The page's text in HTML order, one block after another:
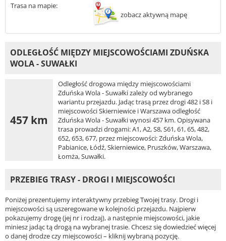
Trasa na mapie:
zobacz aktywną mapę
ODLEGŁOŚĆ MIĘDZY MIEJSCOWOŚCIAMI ZDUŃSKA
WOLA - SUWAŁKI
457 km
Odległość drogowa między miejscowościami
Zduńska Wola - Suwałki zależy od wybranego
wariantu przejazdu. Jadąc trasą przez drogi 482 i S8 i
miejscowości Skierniewice i Warszawa odległość
Zduńska Wola - Suwałki wynosi 457 km. Opisywana
trasa prowadzi drogami: A1, A2, S8, S61, 61, 65, 482,
652, 653, 677, przez miejscowości: Zduńska Wola,
Pabianice, Łódź, Skierniewice, Pruszków, Warszawa,
Łomża, Suwałki.
PRZEBIEG TRASY - DROGI I MIEJSCOWOŚCI
Poniżej prezentujemy interaktywny przebieg Twojej trasy. Drogi i
miejscowości są uszeregowane w kolejności przejazdu. Najpierw
pokazujemy drogę (jej nr i rodzaj), a następnie miejscowości, jakie
miniesz jadąc tą drogą na wybranej trasie. Chcesz się dowiedzieć więcej
o danej drodze czy miejscowości – kliknij wybraną pozycję.